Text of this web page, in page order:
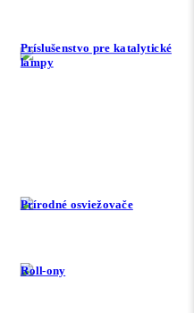
Príslušenstvo pre katalytické
lampy
Prírodné osviežovače
Roll-ony